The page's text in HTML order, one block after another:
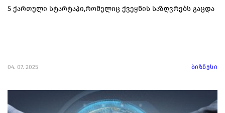
5 ქართული სტარტაპი,რომელიც ქვეყნის საზღვრებს გაცდა
04. 07. 2025 ბიზნესი